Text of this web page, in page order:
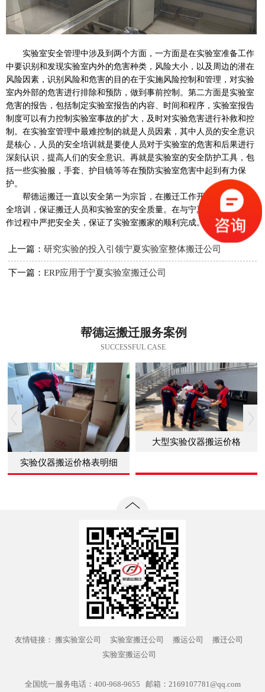
实验室安全管理中涉及到两个方面，一方面是在实验室准备工作
中要识别和发现实验室内外的危害种类，风险大小，以及周边的潜在
风险因素，识别风险和危害的目的在于实施风险控制和管理，对实验
室内外部的危害进行排除和预防，做到事前控制。第二方面是实验室
危害的报告，包括制定实验室报告的内容、时间和程序，实验室报告
制度可以有力控制实验室事故的扩大，及时对实验危害进行补救和控
制。在实验室管理中最难控制的就是人员因素，其中人员的安全意识
是核心，人员的安全培训就是要使人员对于实验室的危害和后果进行
深刻认识，提高人们的安全意识。再就是实验室的安全防护工具，包
括一些实验服，手套、护目镜等等在预防实验室危害中起到有力保
护。
帮德运搬迁一直以安全第一为宗旨，在搬迁工作开始之前进行安
全培训，保证搬迁人员和实验室的安全质量。在与宁夏实验室搬家合
作过程中严把安全关，保证了实验室搬家的顺利完成。
上一篇： 研究实验的投入引领宁夏实验室整体搬迁公司
下一篇： ERP应用于宁夏实验室搬迁公司
帮德运搬迁服务案例
SUCCESSFUL CASE
实验仪器搬运价格表明细
大型实验仪器搬运价格
友情链接： 搬实验室公司 实验室搬迁公司 搬运公司
搬迁公司
实验室搬运公司
全国统一服务电话：400-968-9655 邮箱：2169107781@qq.com